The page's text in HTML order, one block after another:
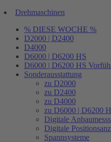
Drehmaschinen
% DIESE WOCHE %
D2000 | D2400
D4000
D6000 | D6200 HS
D6000 | D6200 HS
Sonderausstattung
zu D2000
zu D2400
zu D4000
zu D6000 | D6200
Digitale
Digitale
Spannsysteme